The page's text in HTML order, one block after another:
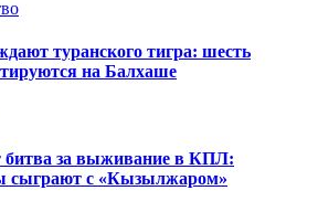
туранского тигра: шесть
на Балхаше
битва за выживание в КПЛ:
сыграют с «Кызылжаром»